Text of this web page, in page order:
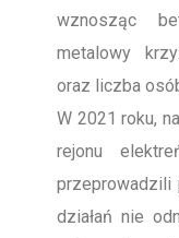
wznosząc
metalowy
oraz liczba
W 2021 roku,
rejonu
przeprowadzili
działań nie